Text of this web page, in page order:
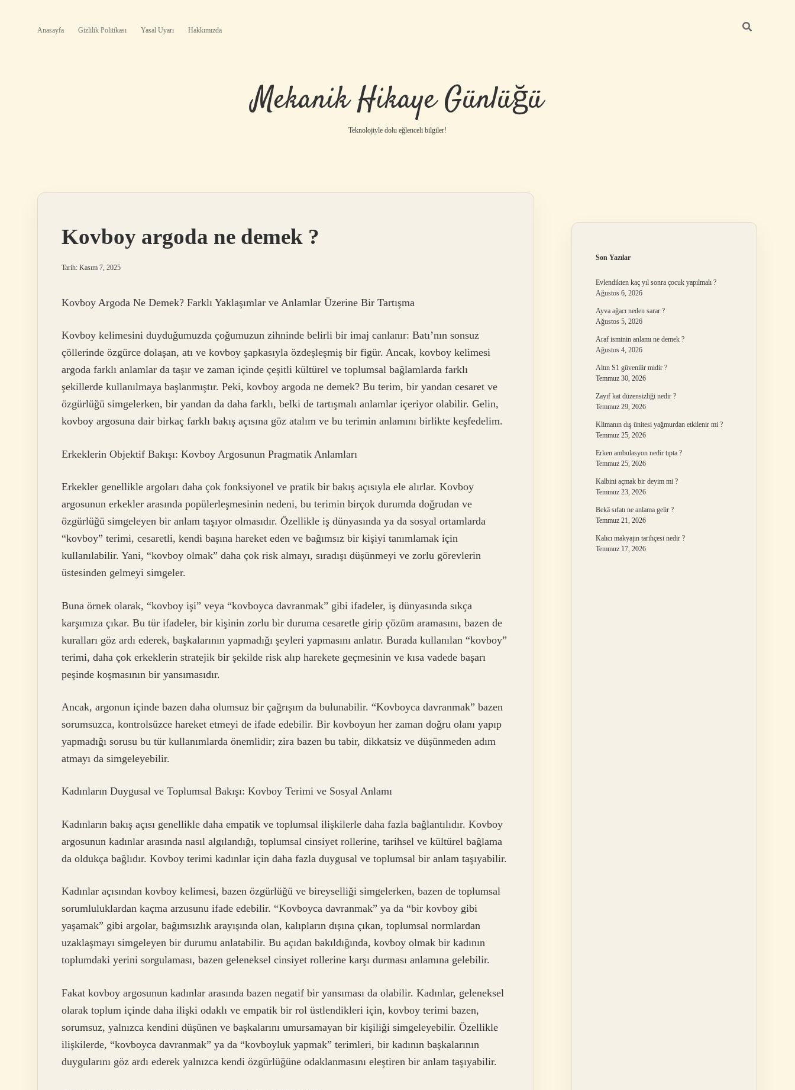
Anasayfa Gizlilik Politikası Yasal Uyarı Hakkımızda
Mekanik Hikaye Günlüğü
Teknolojiyle dolu eğlenceli bilgiler!
Kovboy argoda ne demek ?
Tarih: Kasım 7, 2025
Kovboy Argoda Ne Demek? Farklı Yaklaşımlar ve Anlamlar Üzerine Bir Tartışma
Kovboy kelimesini duyduğumuzda çoğumuzun zihninde belirli bir imaj canlanır: Batı’nın sonsuz
çöllerinde özgürce dolaşan, atı ve kovboy şapkasıyla özdeşleşmiş bir figür. Ancak, kovboy kelimesi
argoda farklı anlamlar da taşır ve zaman içinde çeşitli kültürel ve toplumsal bağlamlarda farklı
şekillerde kullanılmaya başlanmıştır. Peki, kovboy argoda ne demek? Bu terim, bir yandan cesaret ve
özgürlüğü simgelerken, bir yandan da daha farklı, belki de tartışmalı anlamlar içeriyor olabilir. Gelin,
kovboy argosuna dair birkaç farklı bakış açısına göz atalım ve bu terimin anlamını birlikte keşfedelim.
Erkeklerin Objektif Bakışı: Kovboy Argosunun Pragmatik Anlamları
Erkekler genellikle argoları daha çok fonksiyonel ve pratik bir bakış açısıyla ele alırlar. Kovboy
argosunun erkekler arasında popülerleşmesinin nedeni, bu terimin birçok durumda doğrudan ve
özgürlüğü simgeleyen bir anlam taşıyor olmasıdır. Özellikle iş dünyasında ya da sosyal ortamlarda
“kovboy” terimi, cesaretli, kendi başına hareket eden ve bağımsız bir kişiyi tanımlamak için
kullanılabilir. Yani, “kovboy olmak” daha çok risk almayı, sıradışı düşünmeyi ve zorlu görevlerin
üstesinden gelmeyi simgeler.
Buna örnek olarak, “kovboy işi” veya “kovboyca davranmak” gibi ifadeler, iş dünyasında sıkça
karşımıza çıkar. Bu tür ifadeler, bir kişinin zorlu bir duruma cesaretle girip çözüm aramasını, bazen de
kuralları göz ardı ederek, başkalarının yapmadığı şeyleri yapmasını anlatır. Burada kullanılan “kovboy”
terimi, daha çok erkeklerin stratejik bir şekilde risk alıp harekete geçmesinin ve kısa vadede başarı
peşinde koşmasının bir yansımasıdır.
Ancak, argonun içinde bazen daha olumsuz bir çağrışım da bulunabilir. “Kovboyca davranmak” bazen
sorumsuzca, kontrolsüzce hareket etmeyi de ifade edebilir. Bir kovboyun her zaman doğru olanı yapıp
yapmadığı sorusu bu tür kullanımlarda önemlidir; zira bazen bu tabir, dikkatsiz ve düşünmeden adım
atmayı da simgeleyebilir.
Kadınların Duygusal ve Toplumsal Bakışı: Kovboy Terimi ve Sosyal Anlamı
Kadınların bakış açısı genellikle daha empatik ve toplumsal ilişkilerle daha fazla bağlantılıdır. Kovboy
argosunun kadınlar arasında nasıl algılandığı, toplumsal cinsiyet rollerine, tarihsel ve kültürel bağlama
da oldukça bağlıdır. Kovboy terimi kadınlar için daha fazla duygusal ve toplumsal bir anlam taşıyabilir.
Kadınlar açısından kovboy kelimesi, bazen özgürlüğü ve bireyselliği simgelerken, bazen de toplumsal
sorumluluklardan kaçma arzusunu ifade edebilir. “Kovboyca davranmak” ya da “bir kovboy gibi
yaşamak” gibi argolar, bağımsızlık arayışında olan, kalıpların dışına çıkan, toplumsal normlardan
uzaklaşmayı simgeleyen bir durumu anlatabilir. Bu açıdan bakıldığında, kovboy olmak bir kadının
toplumdaki yerini sorgulaması, bazen geleneksel cinsiyet rollerine karşı durması anlamına gelebilir.
Fakat kovboy argosunun kadınlar arasında bazen negatif bir yansıması da olabilir. Kadınlar, geleneksel
olarak toplum içinde daha ilişki odaklı ve empatik bir rol üstlendikleri için, kovboy terimi bazen,
sorumsuz, yalnızca kendini düşünen ve başkalarını umursamayan bir kişiliği simgeleyebilir. Özellikle
ilişkilerde, “kovboyca davranmak” ya da “kovboyluk yapmak” terimleri, bir kadının başkalarının
duygularını göz ardı ederek yalnızca kendi özgürlüğüne odaklanmasını eleştiren bir anlam taşıyabilir.
Son Yazılar
Evlendikten kaç yıl sonra çocuk yapılmalı ?
Ağustos 6, 2026
Ayva ağacı neden sarar ?
Ağustos 5, 2026
Araf isminin anlamı ne demek ?
Ağustos 4, 2026
Altın S1 güvenilir midir ?
Temmuz 30, 2026
Zayıf kat düzensizliği nedir ?
Temmuz 29, 2026
Klimanın dış ünitesi yağmurdan etkilenir mi ?
Temmuz 25, 2026
Erken ambulasyon nedir tıpta ?
Temmuz 25, 2026
Kalbini açmak bir deyim mi ?
Temmuz 23, 2026
Bekâ sıfatı ne anlama gelir ?
Temmuz 21, 2026
Kalıcı makyajın tarihçesi nedir ?
Temmuz 17, 2026